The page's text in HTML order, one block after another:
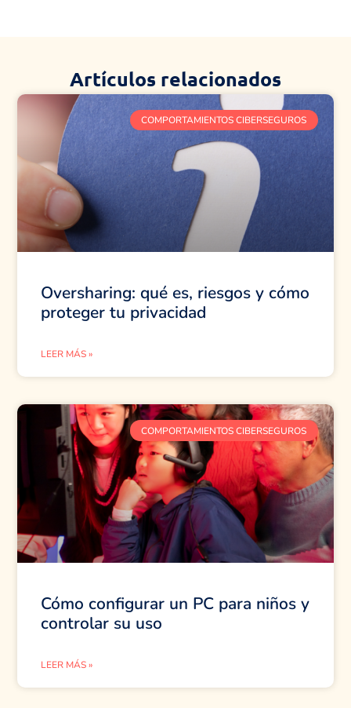
Artículos relacionados
COMPORTAMIENTOS CIBERSEGUROS
Oversharing: qué es, riesgos y cómo
proteger tu privacidad
LEER MÁS »
COMPORTAMIENTOS CIBERSEGUROS
Cómo configurar un PC para niños y
controlar su uso
LEER MÁS »